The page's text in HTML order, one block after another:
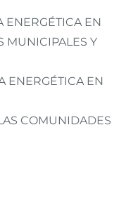
ENERGÉTICA EN
MUNICIPALES Y
ENERGÉTICA EN
COMUNIDADES